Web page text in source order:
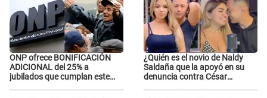
ONP ofrece BONIFICACIÓN
ADICIONAL del 25% a
jubilados que cumplan este
¿Quién es el novio de Naldy
Saldaña que la apoyó en su
denuncia contra César